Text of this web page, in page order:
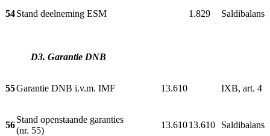
54Stand deelneming ESM 1.829 Saldibalans
D3. Garantie DNB
55Garantie DNB i.v.m. IMF 13.610 IXB, art. 4
56
Stand openstaande garanties
(nr. 55)
13.61013.610 Saldibalans